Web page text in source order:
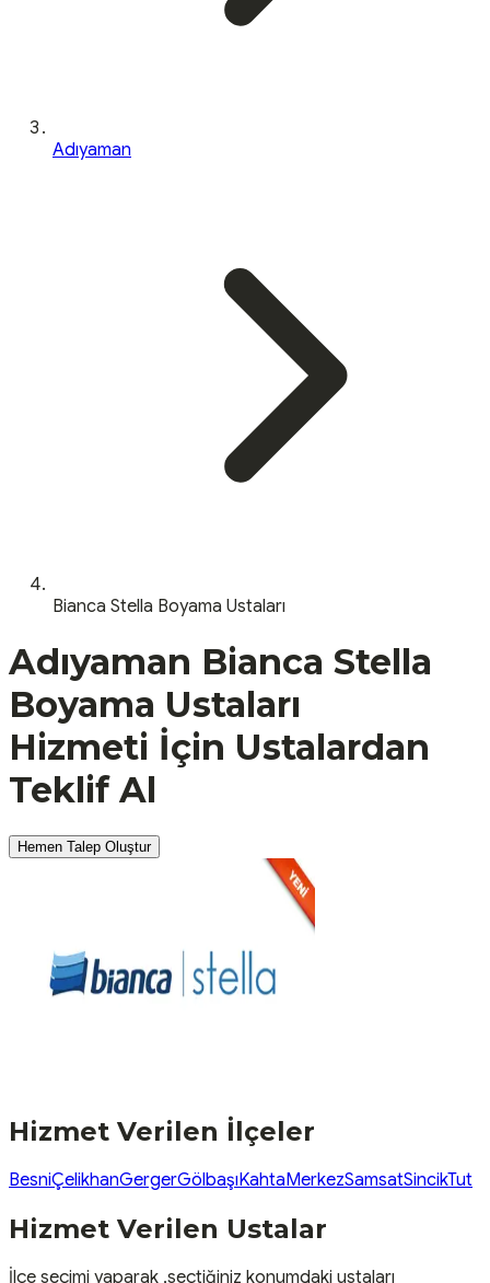
Adıyaman
Bianca Stella Boyama Ustaları
Adıyaman Bianca Stella
Boyama Ustaları
Hizmeti İçin Ustalardan
Teklif Al
Hemen Talep Oluştur
Hizmet Verilen İlçeler
BesniÇelikhanGergerGölbaşıKahtaMerkezSamsatSincikTut
Hizmet Verilen Ustalar
İlçe seçimi yaparak ,seçtiğiniz konumdaki ustaları